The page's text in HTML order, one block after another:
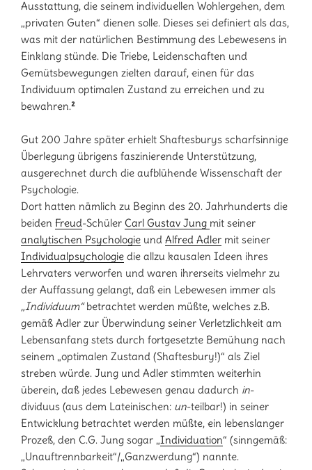
Ausstattung, die seinem individuellen Wohlergehen, dem
„privaten Guten“ dienen solle. Dieses sei definiert als das,
was mit der natürlichen Bestimmung des Lebewesens in
Einklang stünde. Die Triebe, Leidenschaften und
Gemütsbewegungen zielten darauf, einen für das
Individuum optimalen Zustand zu erreichen und zu
bewahren.²
Gut 200 Jahre später erhielt Shaftesburys scharfsinnige
Überlegung übrigens faszinierende Unterstützung,
ausgerechnet durch die aufblühende Wissenschaft der
Psychologie.
Dort hatten nämlich zu Beginn des 20. Jahrhunderts die
beiden Freud-Schüler Carl Gustav Jung mit seiner
analytischen Psychologie und Alfred Adler mit seiner
Individualpsychologie die allzu kausalen Ideen ihres
Lehrvaters verworfen und waren ihrerseits vielmehr zu
der Auffassung gelangt, daß ein Lebewesen immer als
„Individuum“betrachtet werden müßte, welches z.B.
gemäß Adler zur Überwindung seiner Verletzlichkeit am
Lebensanfang stets durch fortgesetzte Bemühung nach
seinem „optimalen Zustand (Shaftesbury!)“ als Ziel
streben würde. Jung und Adler stimmten weiterhin
überein, daß jedes Lebewesen genau dadurch in-
dividuus (aus dem Lateinischen: un-teilbar!) in seiner
Entwicklung betrachtet werden müßte, ein lebenslanger
Prozeß, den C.G. Jung sogar „Individuation“ (sinngemäß:
„Unauftrennbarkeit“/„Ganzwerdung“) nannte.